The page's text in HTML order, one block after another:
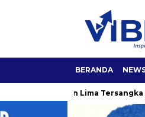
BERANDA
Lima Tersangka dan Sita